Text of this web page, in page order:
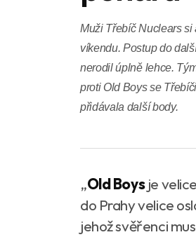
Muži Třebíč Nuclears
víkendu. Postup do
nerodil úplně lehce.
proti Old Boys se
přidávala další body.
„Old Boysje
do Prahy velice
jehož svěřenci